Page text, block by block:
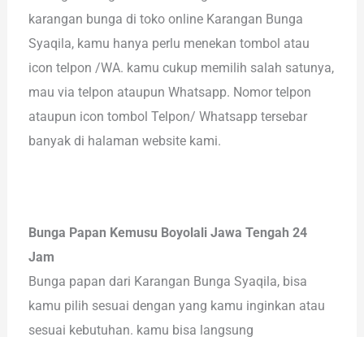
karangan bunga di toko online Karangan Bunga
Syaqila, kamu hanya perlu menekan tombol atau
icon telpon /WA. kamu cukup memilih salah satunya,
mau via telpon ataupun Whatsapp. Nomor telpon
ataupun icon tombol Telpon/ Whatsapp tersebar
banyak di halaman website kami.
Bunga Papan Kemusu Boyolali Jawa Tengah 24
Jam
Bunga papan dari Karangan Bunga Syaqila, bisa
kamu pilih sesuai dengan yang kamu inginkan atau
sesuai kebutuhan. kamu bisa langsung